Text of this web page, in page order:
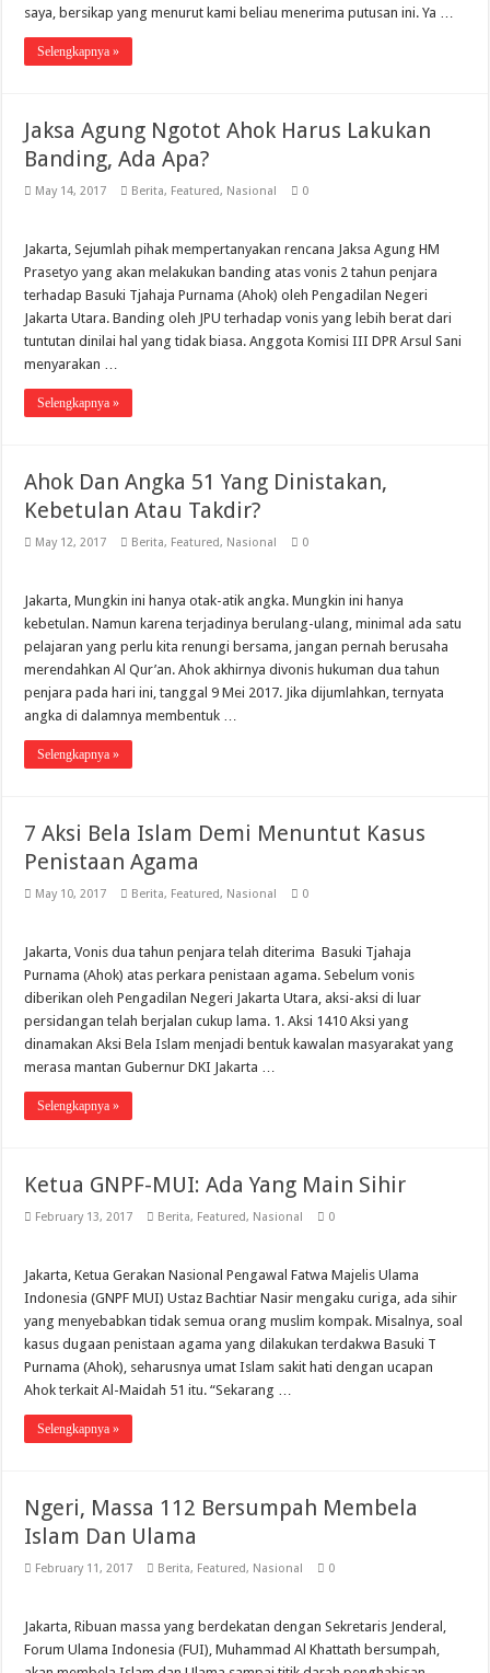
saya, bersikap yang menurut kami beliau menerima putusan ini. Ya …
Selengkapnya »
Jaksa Agung Ngotot Ahok Harus Lakukan
Banding, Ada Apa?
May 14, 2017 Berita, Featured, Nasional 0
Jakarta, Sejumlah pihak mempertanyakan rencana Jaksa Agung HM
Prasetyo yang akan melakukan banding atas vonis 2 tahun penjara
terhadap Basuki Tjahaja Purnama (Ahok) oleh Pengadilan Negeri
Jakarta Utara. Banding oleh JPU terhadap vonis yang lebih berat dari
tuntutan dinilai hal yang tidak biasa. Anggota Komisi III DPR Arsul Sani
menyarakan …
Selengkapnya »
Ahok Dan Angka 51 Yang Dinistakan,
Kebetulan Atau Takdir?
May 12, 2017 Berita, Featured, Nasional 0
Jakarta, Mungkin ini hanya otak-atik angka. Mungkin ini hanya
kebetulan. Namun karena terjadinya berulang-ulang, minimal ada satu
pelajaran yang perlu kita renungi bersama, jangan pernah berusaha
merendahkan Al Qur’an. Ahok akhirnya divonis hukuman dua tahun
penjara pada hari ini, tanggal 9 Mei 2017. Jika dijumlahkan, ternyata
angka di dalamnya membentuk …
Selengkapnya »
7 Aksi Bela Islam Demi Menuntut Kasus
Penistaan Agama
May 10, 2017 Berita, Featured, Nasional 0
Jakarta, Vonis dua tahun penjara telah diterima Basuki Tjahaja
Purnama (Ahok) atas perkara penistaan agama. Sebelum vonis
diberikan oleh Pengadilan Negeri Jakarta Utara, aksi-aksi di luar
persidangan telah berjalan cukup lama. 1. Aksi 1410 Aksi yang
dinamakan Aksi Bela Islam menjadi bentuk kawalan masyarakat yang
merasa mantan Gubernur DKI Jakarta …
Selengkapnya »
Ketua GNPF-MUI: Ada Yang Main Sihir
February 13, 2017 Berita, Featured, Nasional 0
Jakarta, Ketua Gerakan Nasional Pengawal Fatwa Majelis Ulama
Indonesia (GNPF MUI) Ustaz Bachtiar Nasir mengaku curiga, ada sihir
yang menyebabkan tidak semua orang muslim kompak. Misalnya, soal
kasus dugaan penistaan agama yang dilakukan terdakwa Basuki T
Purnama (Ahok), seharusnya umat Islam sakit hati dengan ucapan
Ahok terkait Al-Maidah 51 itu. “Sekarang …
Selengkapnya »
Ngeri, Massa 112 Bersumpah Membela
Islam Dan Ulama
February 11, 2017 Berita, Featured, Nasional 0
Jakarta, Ribuan massa yang berdekatan dengan Sekretaris Jenderal,
Forum Ulama Indonesia (FUI), Muhammad Al Khattath bersumpah,